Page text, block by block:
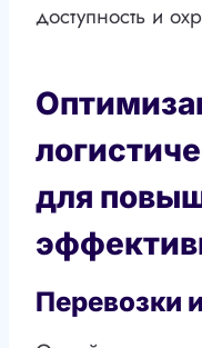
доступность и
для
Перевозки